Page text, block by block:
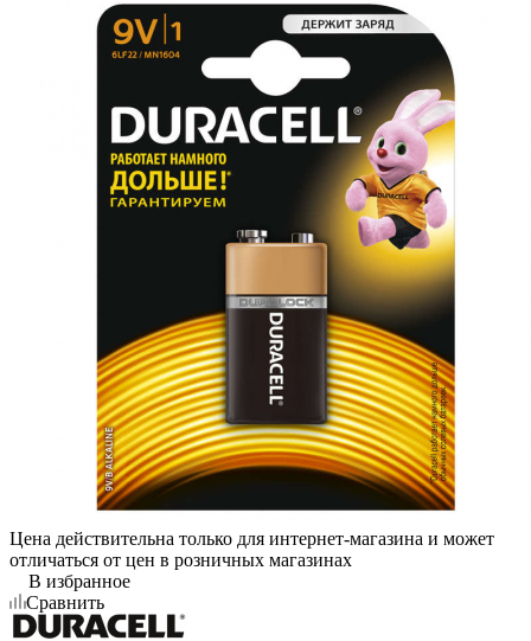
Цена действительна только для интернет-магазина и может
отличаться от цен в розничных магазинах
В избранное
Сравнить